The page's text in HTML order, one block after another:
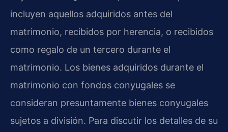
incluyen aquellos adquiridos antes del
matrimonio, recibidos por herencia, o recibidos
como regalo de un tercero durante el
matrimonio. Los bienes adquiridos durante el
matrimonio con fondos conyugales se
consideran presuntamente bienes conyugales
sujetos a división. Para discutir los detalles de su